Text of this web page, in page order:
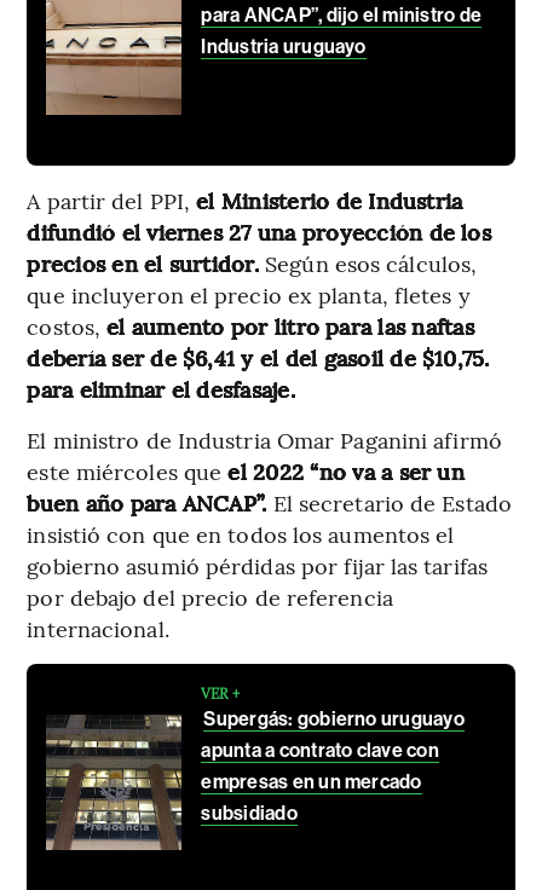
para ANCAP”, dijo el ministro de
Industria uruguayo
A partir del PPI,el Ministerio de Industria
difundió el viernes 27 una proyección de los
precios en el surtidor. Según esos cálculos,
que incluyeron el precio ex planta, fletes y
costos,el aumento por litro para las naftas
debería ser de $6,41 y el del gasoil de $10,75.
para eliminar el desfasaje.
El ministro de Industria Omar Paganini afirmó
este miércoles que el 2022 “no va a ser un
buen año para ANCAP”. El secretario de Estado
insistió con que en todos los aumentos el
gobierno asumió pérdidas por fijar las tarifas
por debajo del precio de referencia
internacional.
VER +
Supergás: gobierno uruguayo
apunta a contrato clave con
empresas en un mercado
subsidiado